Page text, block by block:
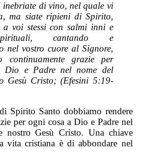
inebriate di vino, nel quale vi
ma siate ripieni di Spirito,
voi stessi con salmi inni e
cantando e
nel vostro cuore al Signore,
continuamente grazie per
Dio e Padre nel nome del
Gesù Cristo; (Efesini 5:19-
Spirito Santo dobbiamo rendere
per ogni cosa a Dio e Padre nel
nostro Gesù Cristo. Una chiave
vita cristiana è di abbondare nel